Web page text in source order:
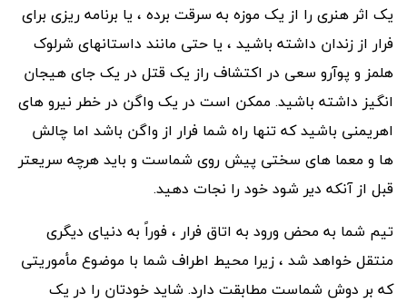
یک اثر هنری را از یک موزه به سرقت برده ، یا برنامه ریزی برای
فرار از زندان داشته باشید ، یا حتى مانند داستانهاى شرلوک
هلمز و پوآرو سعی در اکتشاف راز یک قتل در یک جاى هیجان
انگیز داشته باشید. ممکن است در یک واگن در خطر نیرو های
اهریمنی باشید که تنها راه شما فرار از واگن باشد اما چالش
ها و معما های سختی پیش روی شماست و باید هرچه سریعتر
قبل از آنکه دیر شود خود را نجات دهید.
تیم شما به محض ورود به اتاق فرار ، فوراً به دنیای دیگری
منتقل خواهد شد ، زیرا محیط اطراف شما با موضوع مأموریتی
که بر دوش شماست مطابقت دارد. شاید خودتان را در یک